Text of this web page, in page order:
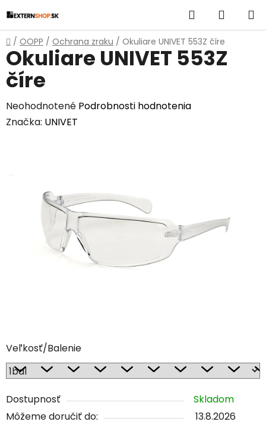
na
obsah
Hľadať
KOŠÍK
Domov
/ OOPP / Ochrana zraku / Okuliare UNIVET 553Z číre
Veľkosť/Balenie
Dostupnosť
Skladom
Môžeme doručiť do:
13.8.2026
Okuliare UNIVET 553Z
číre
Priemerné
hodnotenie
hviezdičiek.
Neohodnotené Podrobnosti hodnotenia
Značka: UNIVET